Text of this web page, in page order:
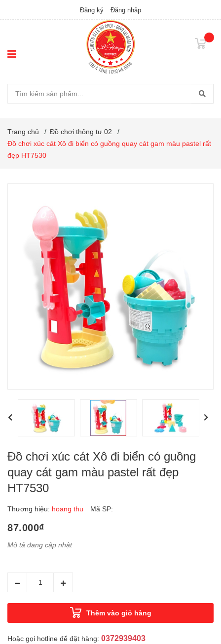
Đăng ký Đăng nhập
Trang chủ / Đồ chơi thông tư 02
/
Đồ chơi xúc cát Xô đi biển có guồng quay cát gam màu pastel rất
đẹp HT7530
Previous Next
Đồ chơi xúc cát Xô đi biển có guồng
quay cát gam màu pastel rất đẹp
HT7530
Thương hiệu: hoang thu Mã SP:
87.000₫
Mô tả đang cập nhật
Thêm vào giỏ hàng
Hoặc gọi hotline để đặt hàng: 0372939403